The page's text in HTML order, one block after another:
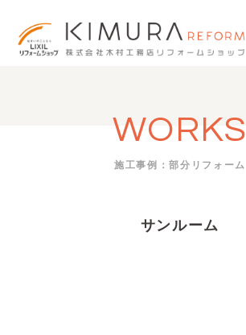
WORKS
施工事例：部分リフォーム
サンルーム